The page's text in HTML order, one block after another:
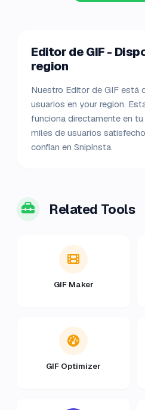
Editor de GIF -
region
Nuestro Editor de GIF está
usuarios en your region.
funciona directamente en
miles de usuarios
confían en Snipinsta.
Related Tools
GIF Maker
GIF Optimizer